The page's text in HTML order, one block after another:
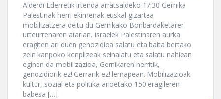
Alderdi Ederretik irtenda arratsaldeko 17:30 Gernika
Palestinak herri ekimenak euskal gizartea
mobilizatzera deitu du Gernikako Bonbardaketaren
urteurrenaren atarian. Israelek Palestinaren aurka
eragiten ari duen genozidioa salatu eta baita bertako
zein kanpoko konplizeak seinalatu eta salatu nahiean
eginen da mobilizazioa, Gernikaren herritik,
genozidiorik ez! Gerrarik ez! lemapean. Mobilizazioak
kultur, sozial eta politika arloetako 150 eragileren
babesa […]